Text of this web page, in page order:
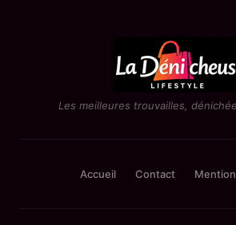
Les meilleures trouvailles,
Accueil Contact